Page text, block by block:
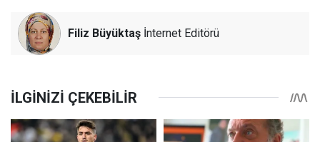
Filiz Büyüktaş İnternet Editörü